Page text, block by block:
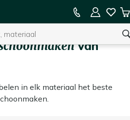
op de hele collectie
van
in elk materiaal het beste